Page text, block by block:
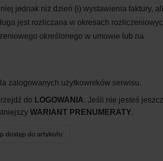
jednak niż dzień (i) wystawienia faktury,
jest rozliczana w okresach
określonego w umowie lub na
zalogowanych użytkowników serwisu.
do LOGOWANIA. Jeśli nie jesteś
WARIANT PRENUMERATY.
dostęp do artykułu